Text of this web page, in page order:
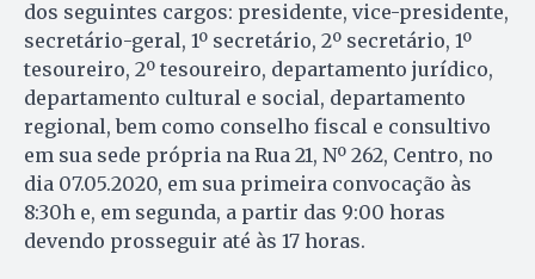
dos seguintes cargos: presidente, vice-presidente,
secretário-geral, 1º secretário, 2º secretário, 1º
tesoureiro, 2º tesoureiro, departamento jurídico,
departamento cultural e social, departamento
regional, bem como conselho fiscal e consultivo
em sua sede própria na Rua 21, Nº 262, Centro, no
dia 07.05.2020, em sua primeira convocação às
8:30h e, em segunda, a partir das 9:00 horas
devendo prosseguir até às 17 horas.